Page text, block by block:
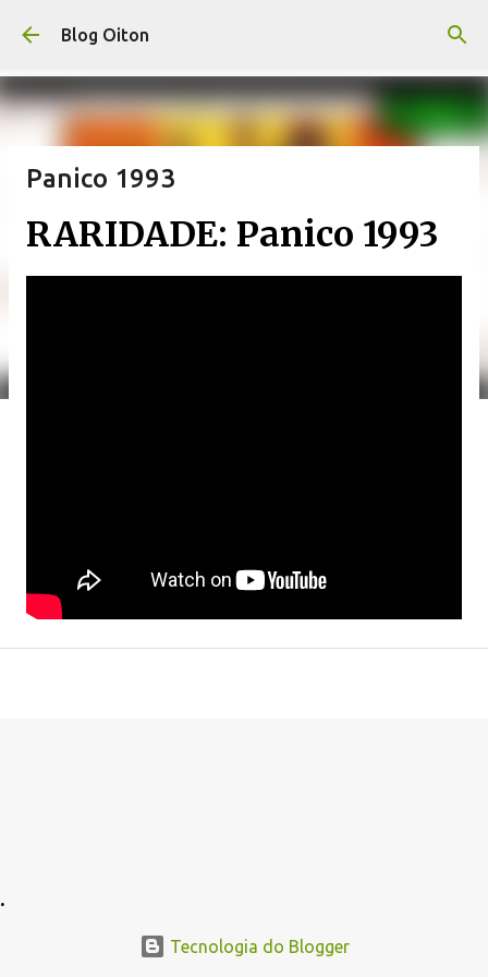
Pular para o conteúdo principal
Blog Oiton
Panico 1993
RARIDADE: Panico 1993
.
Tecnologia do Blogger